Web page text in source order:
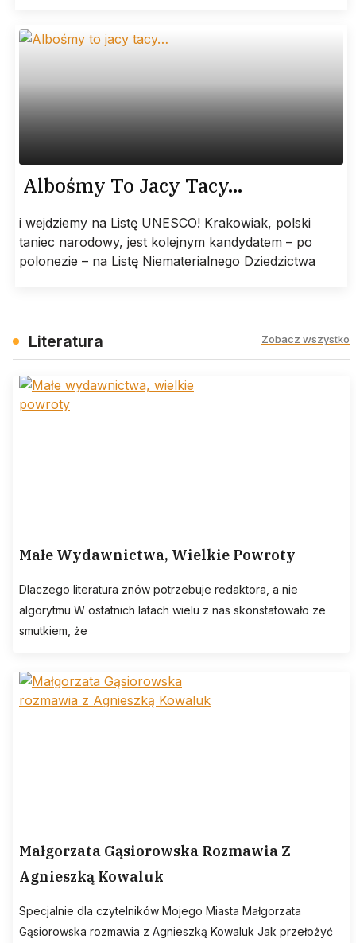
Albośmy To Jacy Tacy…
i wejdziemy na Listę UNESCO! Krakowiak, polski
taniec narodowy, jest kolejnym kandydatem – po
polonezie – na Listę Niematerialnego Dziedzictwa
Literatura Zobacz wszystko
Małe Wydawnictwa, Wielkie Powroty
Dlaczego literatura znów potrzebuje redaktora, a nie
algorytmu W ostatnich latach wielu z nas skonstatowało ze
smutkiem, że
Małgorzata Gąsiorowska Rozmawia Z
Agnieszką Kowaluk
Specjalnie dla czytelników Mojego Miasta Małgorzata
Gąsiorowska rozmawia z Agnieszką Kowaluk Jak przełożyć